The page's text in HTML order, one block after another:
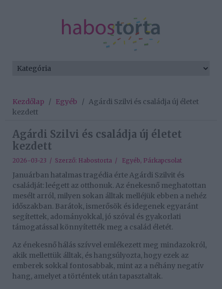
Kezdőlap / Egyéb / Agárdi Szilvi és családja új életet
kezdett
Agárdi Szilvi és családja új életet
kezdett
2026-03-23 / Szerző: Habostorta / Egyéb, Párkapcsolat
Januárban hatalmas tragédia érte Agárdi Szilvit és
családját: leégett az otthonuk. Az énekesnő meghatottan
mesélt arról, milyen sokan álltak melléjük ebben a nehéz
időszakban. Barátok, ismerősök és idegenek egyaránt
segítettek, adományokkal, jó szóval és gyakorlati
támogatással könnyítették meg a család életét.
Az énekesnő hálás szívvel emlékezett meg mindazokról,
akik mellettük álltak, és hangsúlyozta, hogy ezek az
emberek sokkal fontosabbak, mint az a néhány negatív
hang, amelyet a történtek után tapasztaltak.